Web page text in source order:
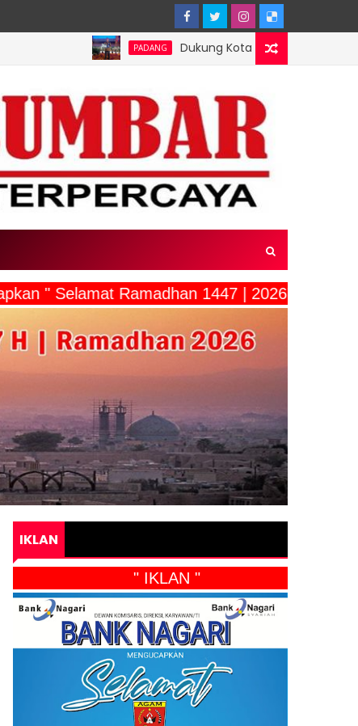
Dukung Kota Padang Jadi Kota Inovator,
" Selamat Ramadhan 1447 | 2026"
IKLAN
" IKLAN "